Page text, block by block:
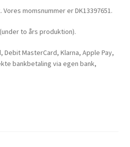
momsnummer er DK13397651.
to års produktion).
Debit MasterCard, Klarna, Apple Pay,
bankbetaling via egen bank,